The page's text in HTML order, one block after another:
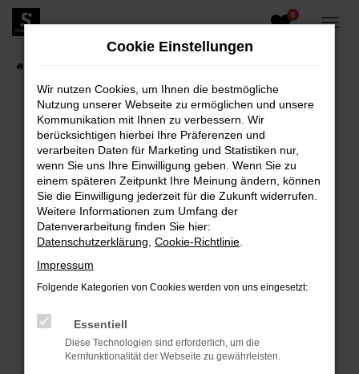
Zum
Hauptinhalt
0
FEHLER: NETWORK ERROR
Beim Laden ist ein Fehler aufgetreten.
Hier sind ein paar Tipps, die dir helfen können:
Überprüfe deine Firewall und deine
Internetverbindung.
Laden andere Webseiten, zum Beispiel deine
Suchmaschine?
Prüfe deine Browsererweiterungen.
können das Laden bestimmter Seiten
verhindern. Funktioniert die Seite in einem
anderen Browser oder in einem privaten
Cookie Einstellungen
Wir nutzen Cookies, um Ihnen die bestmögliche
Nutzung unserer Webseite zu ermöglichen und unsere
Kommunikation mit Ihnen zu verbessern. Wir
berücksichtigen hierbei Ihre Präferenzen und
verarbeiten Daten für Marketing und Statistiken nur,
wenn Sie uns Ihre Einwilligung geben. Wenn Sie zu
einem späteren Zeitpunkt Ihre Meinung ändern, können
Sie die Einwilligung jederzeit für die Zukunft widerrufen.
Weitere Informationen zum Umfang der
Datenverarbeitung finden Sie hier:
Datenschutzerklärung Cookie-Richtlinie
Impressum
Folgende Kategorien von Cookies werden von uns eingesetzt:
Essentiell
Diese Technologien sind erforderlich, um die
Kernfunktionalität der Webseite zu gewährleisten.